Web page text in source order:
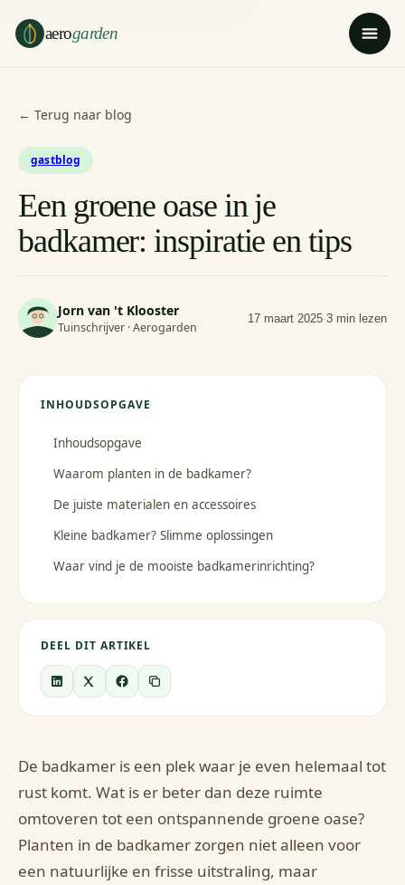
aerogarden
← Terug naar blog
gastblog
Een groene oase in je
badkamer: inspiratie en tips
Jorn van 't Klooster
Tuinschrijver · Aerogarden
17 maart 2025·3 min lezen
INHOUDSOPGAVE
Inhoudsopgave
Waarom planten in de badkamer?
De juiste materialen en accessoires
Kleine badkamer? Slimme oplossingen
Waar vind je de mooiste badkamerinrichting?
DEEL DIT ARTIKEL
De badkamer is een plek waar je even helemaal tot
rust komt. Wat is er beter dan deze ruimte
omtoveren tot een ontspannende groene oase?
Planten in de badkamer zorgen niet alleen voor
een natuurlijke en frisse uitstraling, maar